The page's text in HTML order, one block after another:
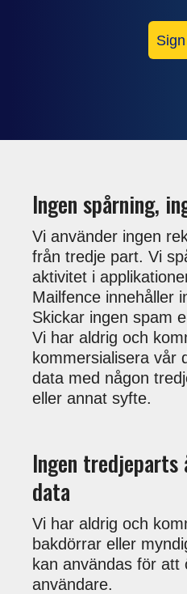
Ingen spårning,
Vi använder ingen
från tredje part. Vi
aktivitet i
Mailfence innehåller
Skickar ingen spam
Vi har aldrig och
kommersialisera vår
data med någon
eller annat syfte.
Ingen
data
Vi har aldrig och
bakdörrar eller
kan användas för att
användare.